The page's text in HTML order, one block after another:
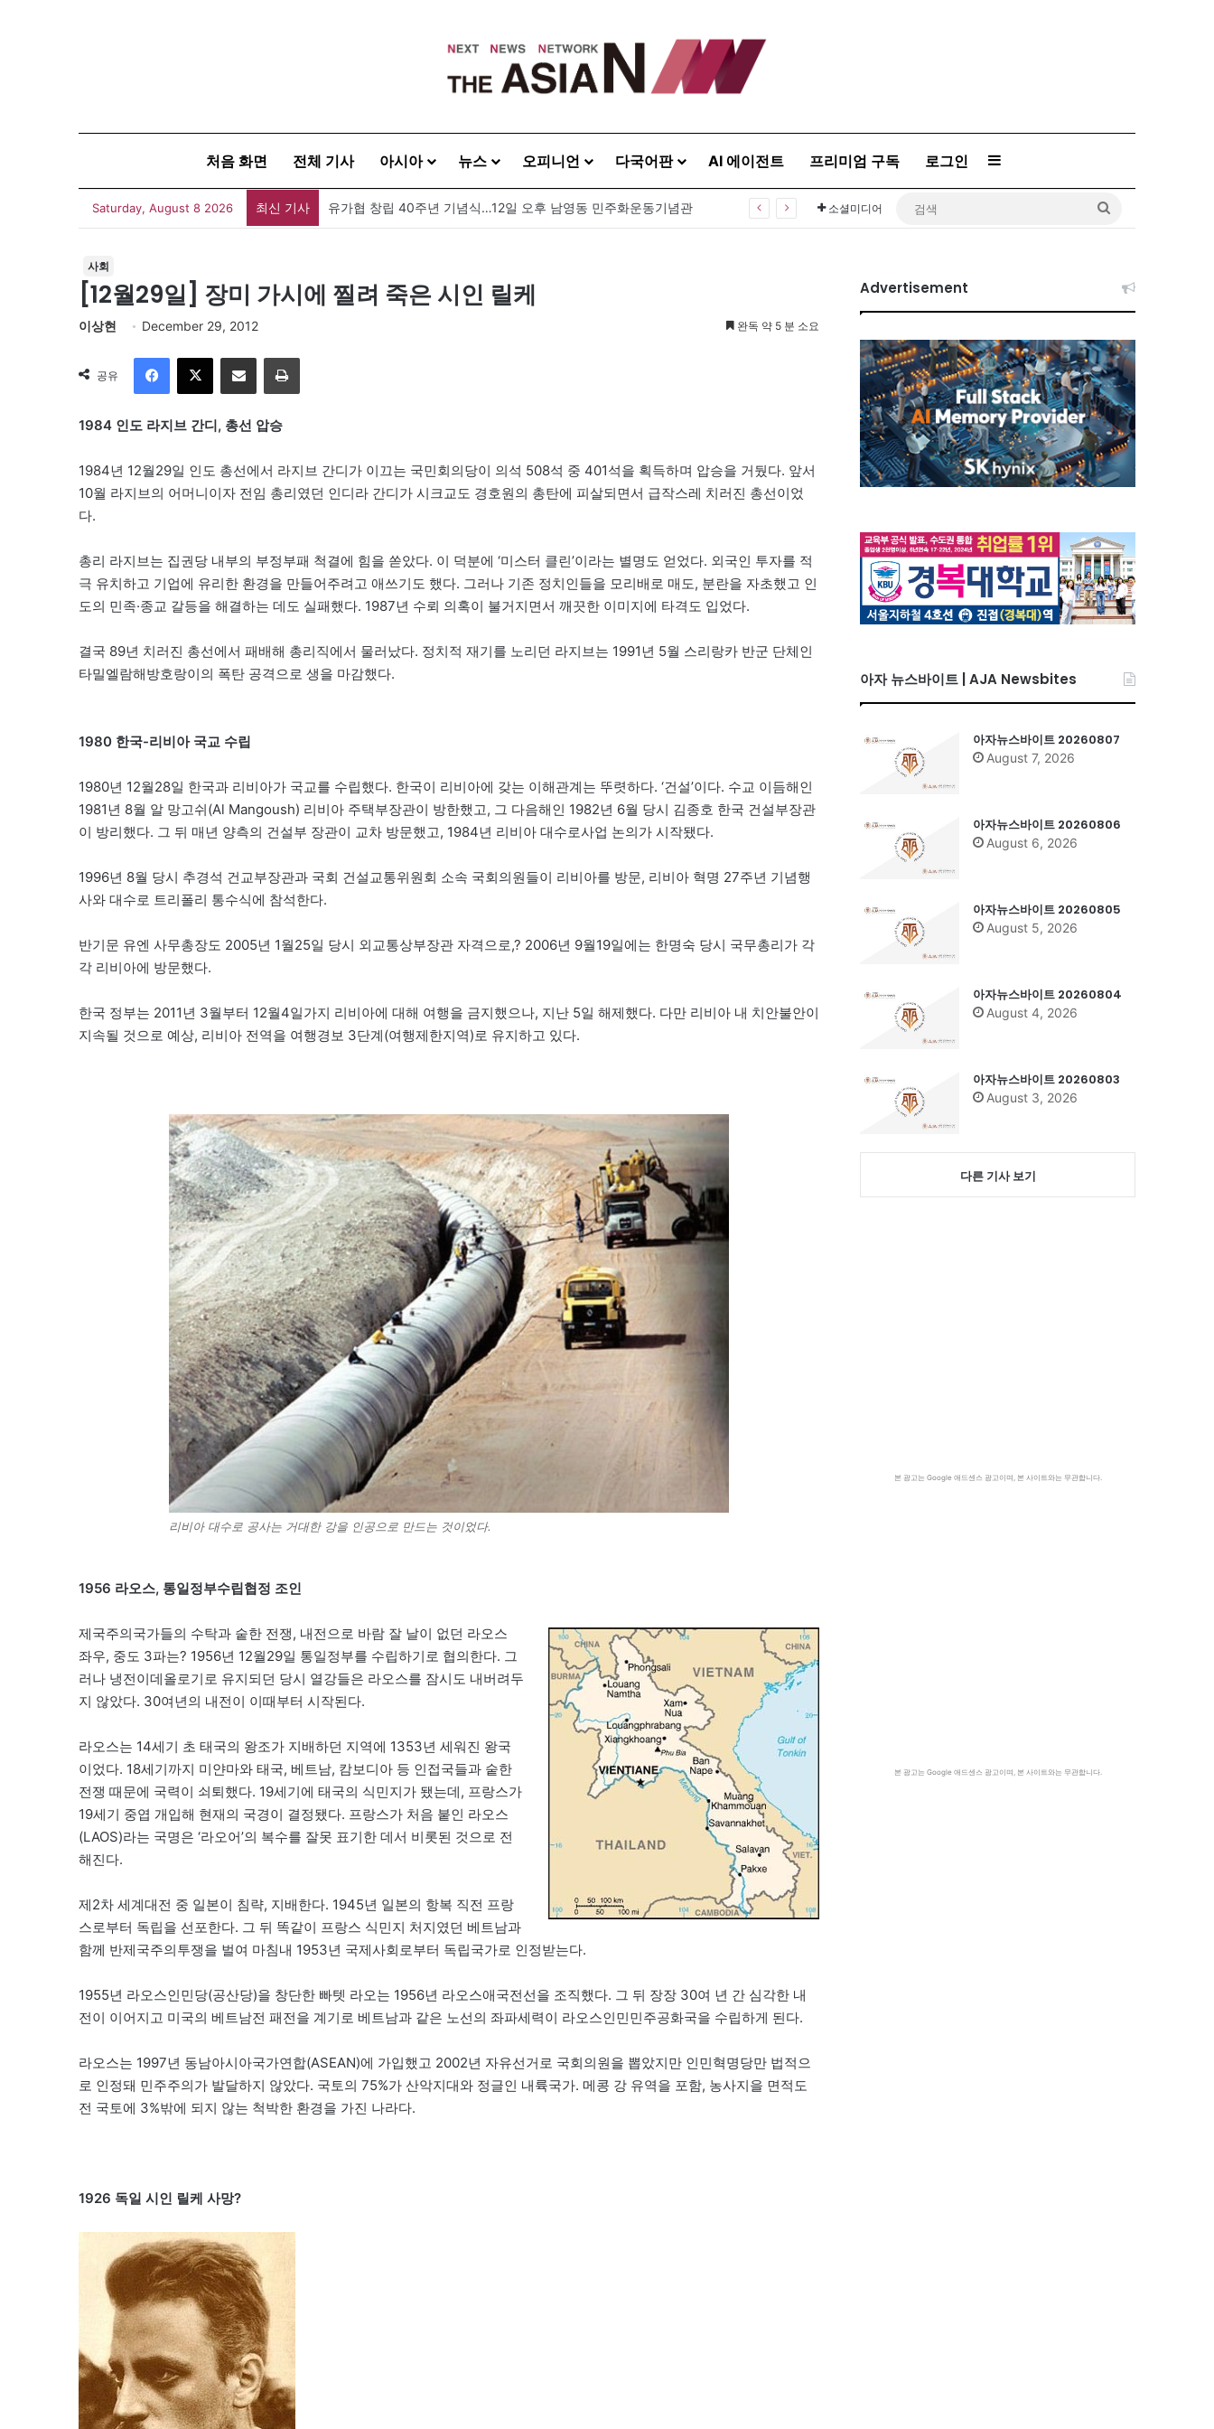
처음 화면 전체 기사 아시아 뉴스 오피니언 다국어판 AI 에이전트 프리미엄 구독 로그인 Sidebar
Saturday, August 8 2026 최신 기사 유가협 창립 40주년 기념식…12일 오후 남영동 민주화운동기념관 소셜미디어
사회
[12월29일] 장미 가시에 찔려 죽은 시인 릴케
이상현 December 29, 2012 완독 약 5 분 소요
공유
이메일
1984 인도 라지브 간디, 총선 압승
1984년 12월29일 인도 총선에서 라지브 간디가 이끄는 국민회의당이 의석 508석 중 401석을 획득하며 압승을 거뒀다. 앞서
10월 라지브의 어머니이자 전임 총리였던 인디라 간디가 시크교도 경호원의 총탄에 피살되면서 급작스레 치러진 총선이었
다.
총리 라지브는 집권당 내부의 부정부패 척결에 힘을 쏟았다. 이 덕분에 ‘미스터 클린’이라는 별명도 얻었다. 외국인 투자를 적
극 유치하고 기업에 유리한 환경을 만들어주려고 애쓰기도 했다. 그러나 기존 정치인들을 모리배로 매도, 분란을 자초했고 인
도의 민족·종교 갈등을 해결하는 데도 실패했다. 1987년 수뢰 의혹이 불거지면서 깨끗한 이미지에 타격도 입었다.
결국 89년 치러진 총선에서 패배해 총리직에서 물러났다. 정치적 재기를 노리던 라지브는 1991년 5월 스리랑카 반군 단체인
타밀엘람해방호랑이의 폭탄 공격으로 생을 마감했다.
1980 한국-리비아 국교 수립
1980년 12월28일 한국과 리비아가 국교를 수립했다. 한국이 리비아에 갖는 이해관계는 뚜렷하다. ‘건설’이다. 수교 이듬해인
1981년 8월 알 망고쉬(Al Mangoush) 리비아 주택부장관이 방한했고, 그 다음해인 1982년 6월 당시 김종호 한국 건설부장관
이 방리했다. 그 뒤 매년 양측의 건설부 장관이 교차 방문했고, 1984년 리비아 대수로사업 논의가 시작됐다.
1996년 8월 당시 추경석 건교부장관과 국회 건설교통위원회 소속 국회의원들이 리비아를 방문, 리비아 혁명 27주년 기념행
사와 대수로 트리폴리 통수식에 참석한다.
반기문 유엔 사무총장도 2005년 1월25일 당시 외교통상부장관 자격으로,? 2006년 9월19일에는 한명숙 당시 국무총리가 각
각 리비아에 방문했다.
한국 정부는 2011년 3월부터 12월4일가지 리비아에 대해 여행을 금지했으나, 지난 5일 해제했다. 다만 리비아 내 치안불안이
지속될 것으로 예상, 리비아 전역을 여행경보 3단계(여행제한지역)로 유지하고 있다.
리비아 대수로 공사는 거대한 강을 인공으로 만드는 것이었다.
1956 라오스, 통일정부수립협정 조인
제국주의국가들의 수탁과 숱한 전쟁, 내전으로 바람 잘 날이 없던 라오스
좌우, 중도 3파는? 1956년 12월29일 통일정부를 수립하기로 협의한다. 그
러나 냉전이데올로기로 유지되던 당시 열강들은 라오스를 잠시도 내버려두
지 않았다. 30여년의 내전이 이때부터 시작된다.
라오스는 14세기 초 태국의 왕조가 지배하던 지역에 1353년 세워진 왕국
이었다. 18세기까지 미얀마와 태국, 베트남, 캄보디아 등 인접국들과 숱한
전쟁 때문에 국력이 쇠퇴했다. 19세기에 태국의 식민지가 됐는데, 프랑스가
19세기 중엽 개입해 현재의 국경이 결정됐다. 프랑스가 처음 붙인 라오스
(LAOS)라는 국명은 ‘라오어’의 복수를 잘못 표기한 데서 비롯된 것으로 전
해진다.
제2차 세계대전 중 일본이 침략, 지배한다. 1945년 일본의 항복 직전 프랑
스로부터 독립을 선포한다. 그 뒤 똑같이 프랑스 식민지 처지였던 베트남과
함께 반제국주의투쟁을 벌여 마침내 1953년 국제사회로부터 독립국가로 인정받는다.
1955년 라오스인민당(공산당)을 창단한 빠텟 라오는 1956년 라오스애국전선을 조직했다. 그 뒤 장장 30여 년 간 심각한 내
전이 이어지고 미국의 베트남전 패전을 계기로 베트남과 같은 노선의 좌파세력이 라오스인민민주공화국을 수립하게 된다.
라오스는 1997년 동남아시아국가연합(ASEAN)에 가입했고 2002년 자유선거로 국회의원을 뽑았지만 인민혁명당만 법적으
로 인정돼 민주주의가 발달하지 않았다. 국토의 75%가 산악지대와 정글인 내륙국가. 메콩 강 유역을 포함, 농사지을 면적도
전 국토에 3%밖에 되지 않는 척박한 환경을 가진 나라다.
1926 독일 시인 릴케 사망?
Advertisement
아자 뉴스바이트 | AJA Newsbites
아자뉴스바이트 20260807
August 7, 2026
아자뉴스바이트 20260806
August 6, 2026
아자뉴스바이트 20260805
August 5, 2026
아자뉴스바이트 20260804
August 4, 2026
아자뉴스바이트 20260803
August 3, 2026
다른 기사 보기
본 광고는 Google 애드센스 광고이며, 본 사이트와는 무관합니다.
본 광고는 Google 애드센스 광고이며, 본 사이트와는 무관합니다.